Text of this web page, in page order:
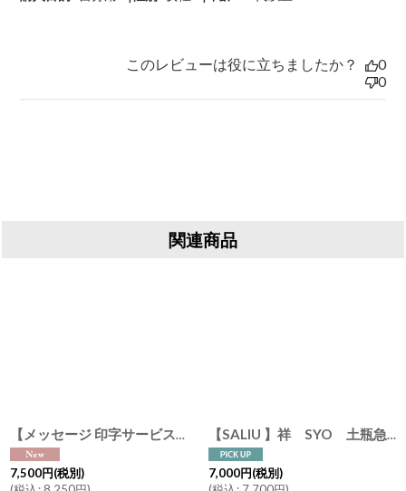
このレビューは役に立ちましたか？
0
0
関連商品
[
【メッセージ 印字サービス】【SALIU】Nature Ave. 限定カラー 薄墨 結 YUI 土瓶 急須 330ml 湯呑み ギフト 3点Set 急須セット 日本製
7,500円(税別)
【SALIU 】祥 SYO 土瓶急須 湯呑み ３点セット ギフトセット 美濃焼 日本製 30703-30707
7,000円(税別)